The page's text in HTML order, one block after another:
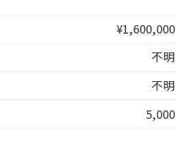
¥1,600,000
不明
不明
5,000